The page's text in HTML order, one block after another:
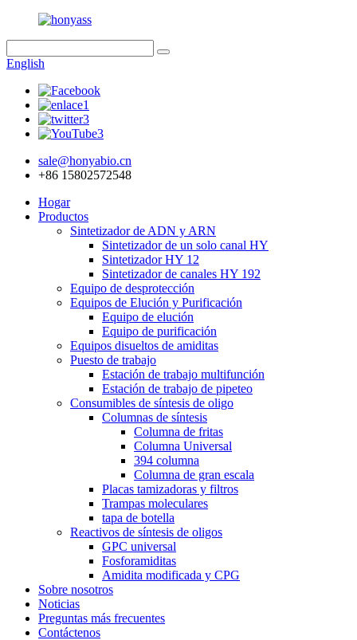
English
sale@honyabio.cn
+86 15802572548
Hogar
Productos
Sintetizador de ADN y ARN
Sintetizador de un solo canal HY
Sintetizador HY 12
Sintetizador de canales HY 192
Equipo de desprotección
Equipos de Elución y Purificación
Equipo de elución
Equipo de purificación
Equipos disueltos de amiditas
Puesto de trabajo
Estación de trabajo multifunción
Estación de trabajo de pipeteo
Consumibles de síntesis de oligo
Columnas de síntesis
Columna de fritas
Columna Universal
394 columna
Columna de gran escala
Placas tamizadoras y filtros
Trampas moleculares
tapa de botella
Reactivos de síntesis de oligos
GPC universal
Fosforamiditas
Amidita modificada y CPG
Sobre nosotros
Noticias
Preguntas más frecuentes
Contáctenos